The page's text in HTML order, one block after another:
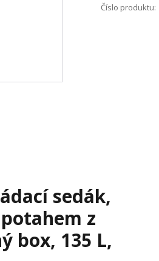
Číslo produktu:
sedák,
z
box, 135 L,